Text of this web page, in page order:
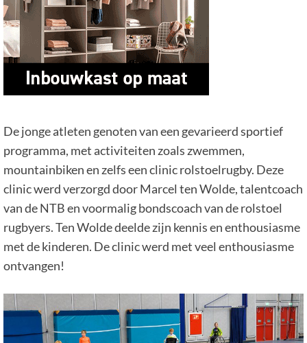
De jonge atleten genoten van een gevarieerd sportief
programma, met activiteiten zoals zwemmen,
mountainbiken en zelfs een clinic rolstoelrugby. Deze
clinic werd verzorgd door Marcel ten Wolde, talentcoach
van de NTB en voormalig bondscoach van de rolstoel
rugbyers. Ten Wolde deelde zijn kennis en enthousiasme
met de kinderen. De clinic werd met veel enthousiasme
ontvangen!